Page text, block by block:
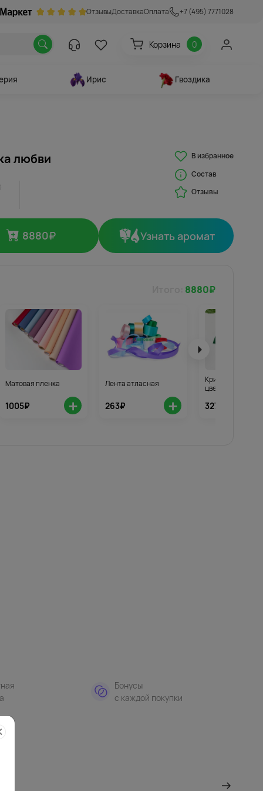
ОтзывыДоставкаОплата +7 (495) 7771028
Корзина 0
Ирис Гвоздика
любви
В избранное
Состав
Отзывы
8880₽ Узнать аромат
8880₽
Матовая пленка
1005₽ +
Лента атласная
263₽ +
Кризал для
цветов 3шт.
327₽
Бонусы
с каждой покупки